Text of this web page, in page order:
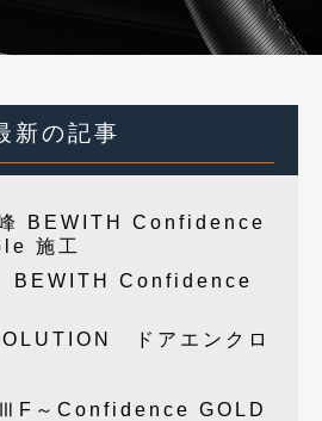
新の記事
BEWITH Confidence
施工
Confidence
ドアエンクロ
～Confidence GOLD